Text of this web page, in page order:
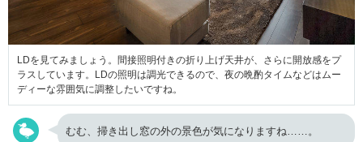
LDを見てみましょう。間接照明付きの折り上げ天井が、さらに開放感をプ
ラスしています。LDの照明は調光できるので、夜の晩酌タイムなどはムー
ディーな雰囲気に調整したいですね。
むむ、掃き出し窓の外の景色が気になりますね……。